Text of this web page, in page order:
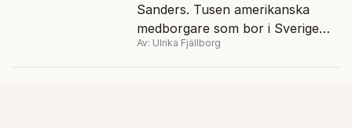
Sanders. Tusen amerikanska
medborgare som bor i Sverige
röstade i demokraternas
Av: Ulrika Fjällborg